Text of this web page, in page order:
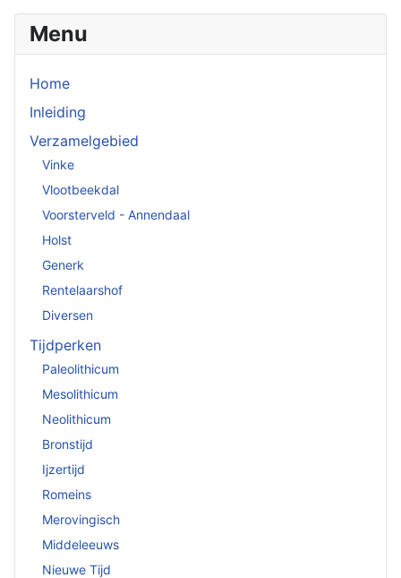
Menu
Home
Inleiding
Verzamelgebied
Vinke
Vlootbeekdal
Voorsterveld - Annendaal
Holst
Generk
Rentelaarshof
Diversen
Tijdperken
Paleolithicum
Mesolithicum
Neolithicum
Bronstijd
Ijzertijd
Romeins
Merovingisch
Middeleeuws
Nieuwe Tijd